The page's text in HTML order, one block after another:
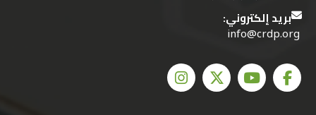
بريد إلكتروني:
info@crdp.org